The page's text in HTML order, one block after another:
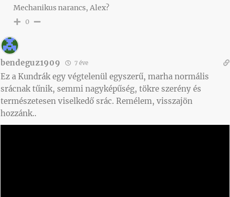
Mechanikus narancs, Alex?
0
bendeguz1909 7 éve
Ez a Kundrák egy végtelenül egyszerű, marha normális
srácnak tűnik, semmi nagyképűség, tökre szerény és
természetesen viselkedő srác. Remélem, visszajön
hozzánk..